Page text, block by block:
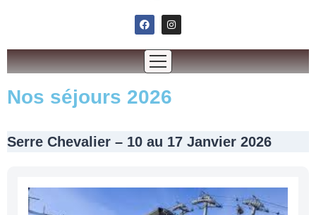
Nos séjours 2026
Serre Chevalier – 10 au 17 Janvier 2026